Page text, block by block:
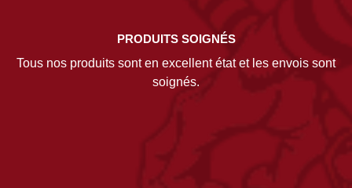
PRODUITS SOIGNÉS
Tous nos produits sont en excellent état et les envois sont
soignés.